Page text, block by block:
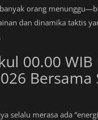
orang
dan dinamika taktis
00.00
Bersama
selalu merasa ada